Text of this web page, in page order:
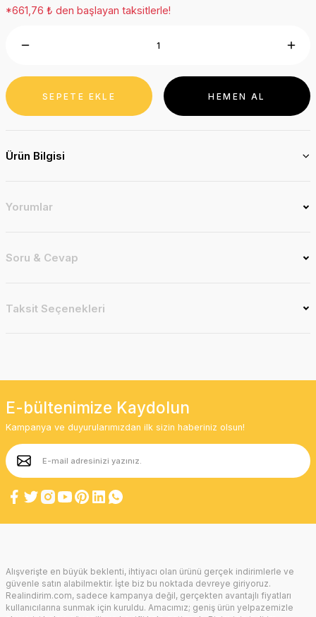
*661,76 ₺ den başlayan taksitlerle!
SEPETE EKLE HEMEN AL
Ürün Bilgisi
Yorumlar
Soru & Cevap
Taksit Seçenekleri
E-bültenimize Kaydolun
Kampanya ve duyurularımızdan ilk sizin haberiniz olsun!
Alışverişte en büyük beklenti, ihtiyacı olan ürünü gerçek indirimlerle ve
güvenle satın alabilmektir. İşte biz bu noktada devreye giriyoruz.
Realindirim.com, sadece kampanya değil, gerçekten avantajlı fiyatları
kullanıcılarına sunmak için kuruldu. Amacımız; geniş ürün yelpazemizle